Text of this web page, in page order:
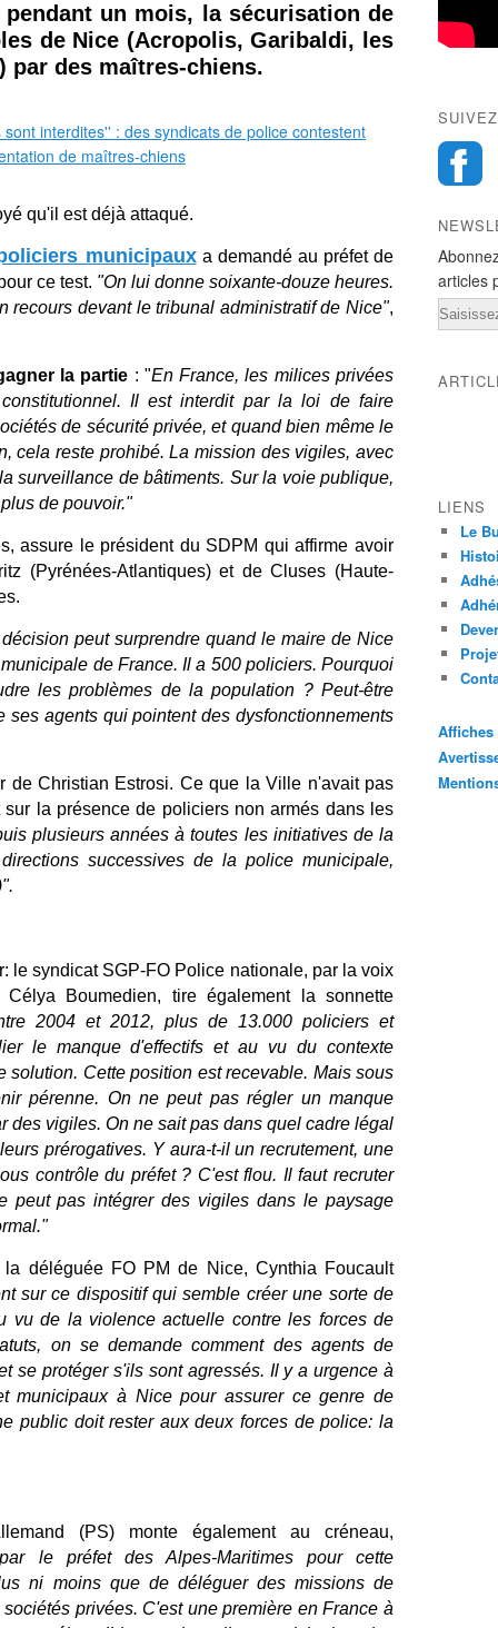
un mois, la sécurisation de
de Nice (Acropolis, Garibaldi, les
par des maîtres-chiens.
qu'il est déjà attaqué.
municipauxa demandé au préfet de
ce test. "On lui donne soixante-douze heures.
recours devant le tribunal administratif de Nice",
la partie : "En France, les milices privées
Il est interdit par la loi de faire
de sécurité privée, et quand bien même le
cela reste prohibé. La mission des vigiles, avec
surveillance de bâtiments. Sur la voie publique,
de pouvoir."
assure le président du SDPM qui affirme avoir
(Pyrénées-Atlantiques) et de Cluses (Haute-
peut surprendre quand le maire de Nice
de France. Il a 500 policiers. Pourquoi
les problèmes de la population ? Peut-être
ses agents qui pointent des dysfonctionnements
de Christian Estrosi. Ce que la Ville n'avait pas
la présence de policiers non armés dans les
plusieurs années à toutes les initiatives de la
successives de la police municipale,
le syndicat SGP-FO Police nationale, par la voix
Boumedien, tire également la sonnette
2004 et 2012, plus de 13.000 policiers et
le manque d'effectifs et au vu du contexte
solution. Cette position est recevable. Mais sous
pérenne. On ne peut pas régler un manque
des vigiles. On ne sait pas dans quel cadre légal
prérogatives. Y aura-t-il un recrutement, une
contrôle du préfet ? C'est flou. Il faut recruter
peut pas intégrer des vigiles dans le paysage
déléguée FO PM de Nice, Cynthia Foucault
sur ce dispositif qui semble créer une sorte de
vu de la violence actuelle contre les forces de
on se demande comment des agents de
se protéger s'ils sont agressés. Il y a urgence à
municipaux à Nice pour assurer ce genre de
public doit rester aux deux forces de police: la
(PS) monte également au créneau,
le préfet des Alpes-Maritimes pour cette
ni moins que de déléguer des missions de
privées. C'est une première en France à
articles
Email
LIENS
Le
Affiches